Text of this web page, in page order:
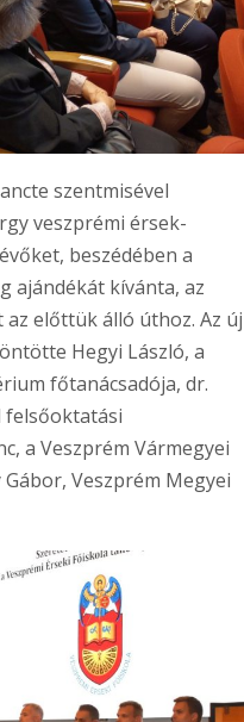
szentmisével
veszprémi érsek-
beszédében a
ajándékát kívánta, az
előttük álló úthoz. Az új
Hegyi László, a
főtanácsadója, dr.
felsőoktatási
a Veszprém Vármegyei
Veszprém Megyei